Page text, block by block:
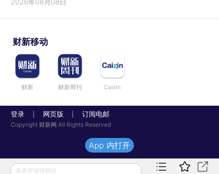
2026年08月08日
财新移动
财新 财新周刊 Caixin
登录 网页版 订阅电邮
Copyright 财新网 All Rights Reserved
发表评论得积分
App 内打开